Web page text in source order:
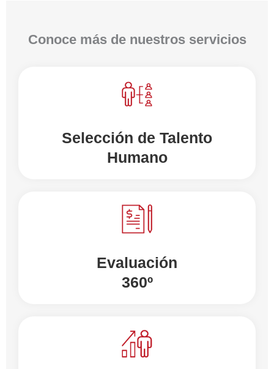
Conoce más de nuestros servicios
Selección de Talento
Humano
Evaluación
360º